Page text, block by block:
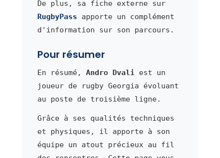
De plus, sa fiche externe sur
RugbyPass apporte un complément
d'information sur son parcours.
Pour résumer
En résumé, Andro Dvaliest un
joueur de rugby Georgia évoluant
au poste de troisième ligne.
Grâce à ses qualités techniques
et physiques, il apporte à son
équipe un atout précieux au fil